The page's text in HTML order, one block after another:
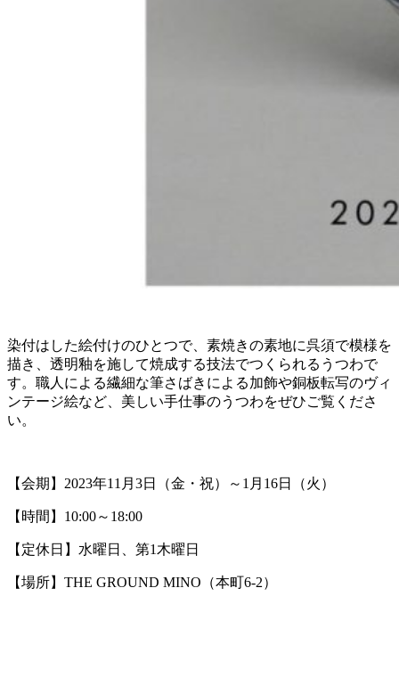
染付はした絵付けのひとつで、素焼きの素地に呉須で模様を
描き、透明釉を施して焼成する技法でつくられるうつわで
す。職人による繊細な筆さばきによる加飾や銅板転写のヴィ
ンテージ絵など、美しい手仕事のうつわをぜひご覧くださ
い。
【会期】2023年11月3日（金・祝）～1月16日（火）
【時間】10:00～18:00
【定休日】水曜日、第1木曜日
【場所】THE GROUND MINO（本町6-2）